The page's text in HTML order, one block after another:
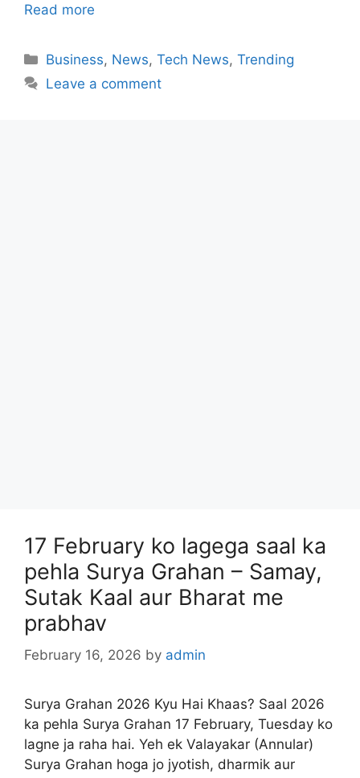
Read more
Categories
Business, News,Tech News,Trending
Leave a comment
17 February ko lagega saal ka
pehla Surya Grahan – Samay,
Sutak Kaal aur Bharat me
prabhav
February 16, 2026 by admin
Surya Grahan 2026 Kyu Hai Khaas? Saal 2026
ka pehla Surya Grahan 17 February, Tuesday ko
lagne ja raha hai. Yeh ek Valayakar (Annular)
Surya Grahan hoga jo jyotish, dharmik aur